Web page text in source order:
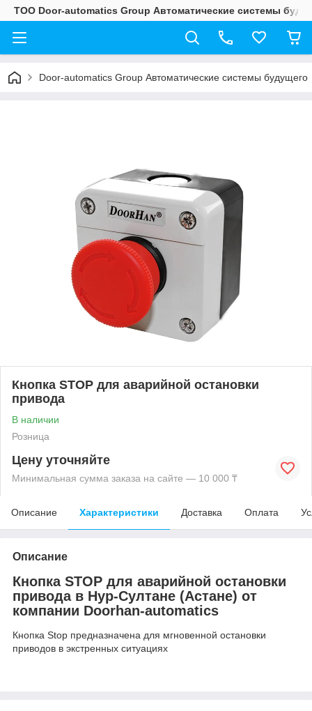
ТОО Door-automatics Group Автоматические системы
Door-automatics Group Автоматические системы будущего
Кнопка STOP для аварийной остановки
привода
В наличии
Розница
Цену уточняйте
Минимальная сумма заказа на сайте — 10 000 ₸
Описание Характеристики Доставка Оплата
Описание
Кнопка STOP для аварийной остановки
привода в Нур-Султане (Астане) от
компании Doorhan-automatics
Кнопка Stop предназначена для мгновенной остановки
приводов в экстренных ситуациях